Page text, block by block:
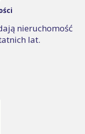
nieruchomość
lat.